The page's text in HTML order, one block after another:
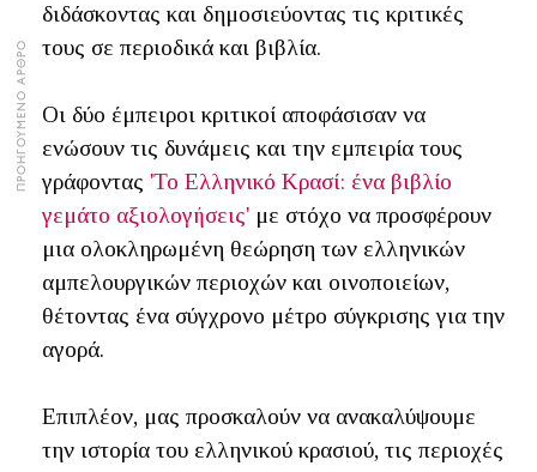
ΠΡΟΗΓΟΥΜΕΝΟ ΑΡΘΡΟ
διδάσκοντας και δημοσιεύοντας τις κριτικές
τους σε περιοδικά και βιβλία.
Οι δύο έμπειροι κριτικοί αποφάσισαν να
ενώσουν τις δυνάμεις και την εμπειρία τους
γράφοντας 'Το Ελληνικό Κρασί: ένα βιβλίο
γεμάτο αξιολογήσεις' με στόχο να προσφέρουν
μια ολοκληρωμένη θεώρηση των ελληνικών
αμπελουργικών περιοχών και οινοποιείων,
θέτοντας ένα σύγχρονο μέτρο σύγκρισης για την
αγορά.
Επιπλέον, μας προσκαλούν να ανακαλύψουμε
την ιστορία του ελληνικού κρασιού, τις περιοχές